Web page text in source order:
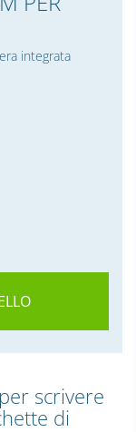
integrata
scrivere
di